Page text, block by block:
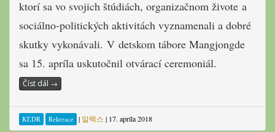
ktorí sa vo svojich štúdiách, organizačnom živote a
sociálno-politických aktivitách vyznamenali a dobré
skutky vykonávali. V detskom tábore Mangjongde
sa 15. apríla uskutočnil otvárací ceremoniál.
Číst dál →
KĽDR Rekreace | 알렉스 | 17. apríla 2018